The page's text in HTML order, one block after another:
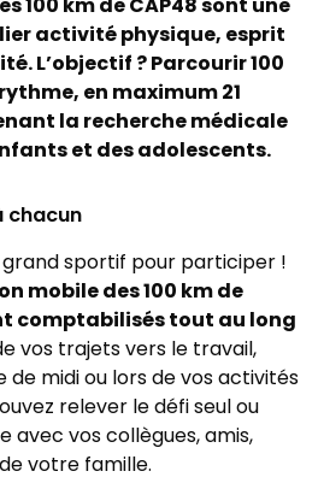
100 km de CAP48 sont une
activité physique, esprit
L’objectif ? Parcourir 100
en maximum 21
la recherche médicale
et des adolescents.
chacun
grand sportif pour participer !
mobile des 100 km de
comptabilisés tout au long
vos trajets vers le travail,
midi ou lors de vos activités
relever le défi seul ou
avec vos collègues, amis,
votre famille.